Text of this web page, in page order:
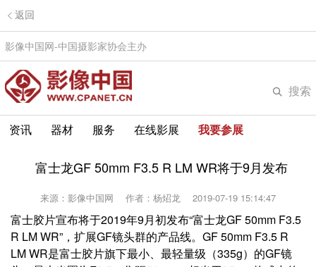
返回
影像中国网-中国摄影家协会主办
搜索
资讯 器材 服务 在线影展 我要参展
富士龙GF 50mm F3.5 R LM WR将于9月发布
来源：影像中国网 作者：杨炤龙 2019-07-19 15:14:47
富士胶片宣布将于2019年9月初发布“富士龙GF 50mm F3.5
R LM WR”，扩展GF镜头群的产品线。GF 50mm F3.5 R
LM WR是富士胶片旗下最小、最轻量级（335g）的GF镜